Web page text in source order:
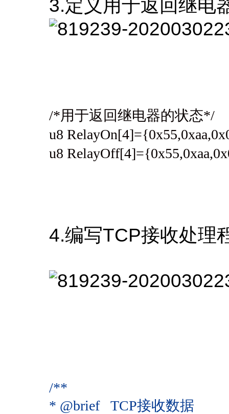
3.定义用于返回继电
/*用于返回继电器的状态*/
u8
u8
4.编写TCP接收处理
/**
* @brief TCP接收数据